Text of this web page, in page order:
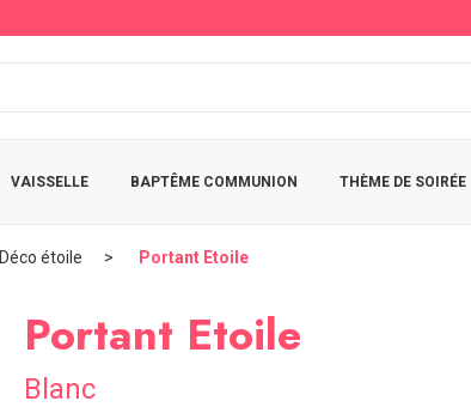
VAISSELLE BAPTÊME COMMUNION THÈME DE SOIRÉE
Déco étoile Portant Etoile
Portant Etoile
Blanc